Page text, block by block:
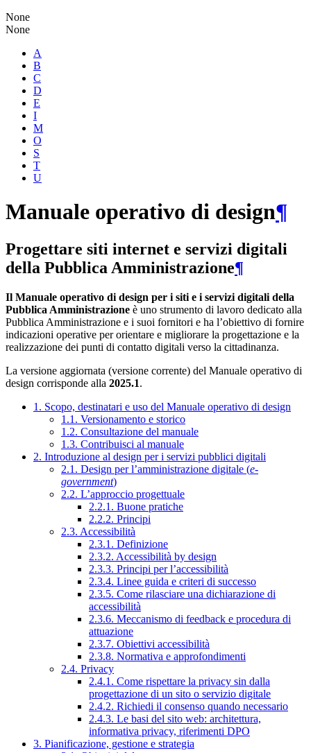
None
None
A
B
C
D
E
I
M
O
S
T
U
Manuale operativo di design¶
Progettare siti internet e servizi digitali
della Pubblica Amministrazione¶
Il Manuale operativo di design per i siti e i servizi digitali della
Pubblica Amministrazione è uno strumento di lavoro dedicato alla
Pubblica Amministrazione e i suoi fornitori e ha l’obiettivo di fornire
indicazioni operative per orientare e migliorare la progettazione e la
realizzazione dei punti di contatto digitali verso la cittadinanza.
La versione aggiornata (versione corrente) del Manuale operativo di
design corrisponde alla 2025.1.
1. Scopo, destinatari e uso del Manuale operativo di design
1.1. Versionamento e storico
1.2. Consultazione del manuale
1.3. Contribuisci al manuale
2. Introduzione al design per i servizi pubblici digitali
2.1. Design per l’amministrazione digitale (e-
government)
2.2. L’approccio progettuale
2.2.1. Buone pratiche
2.2.2. Principi
2.3. Accessibilità
2.3.1. Definizione
2.3.2. Accessibilità by design
2.3.3. Principi per l’accessibilità
2.3.4. Linee guida e criteri di successo
2.3.5. Come rilasciare una dichiarazione di
accessibilità
2.3.6. Meccanismo di feedback e procedura di
attuazione
2.3.7. Obiettivi accessibilità
2.3.8. Normativa e approfondimenti
2.4. Privacy
2.4.1. Come rispettare la privacy sin dalla
progettazione di un sito o servizio digitale
2.4.2. Richiedi il consenso quando necessario
2.4.3. Le basi del sito web: architettura,
informativa privacy, riferimenti DPO
3. Pianificazione, gestione e strategia